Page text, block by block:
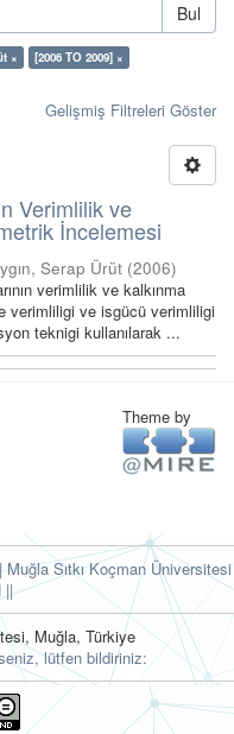
Bul
×
[2006 TO 2009] ×
Gelişmiş Filtreleri Göster
Verimlilik ve
İncelemesi
Serap Ürüt (2006)
verimlilik ve kalkınma
verimliligi ve isgücü verimliligi
teknigi kullanılarak ...
Theme by
Sıtkı Koçman Üniversitesi
||
Muğla, Türkiye
lütfen bildiriniz: